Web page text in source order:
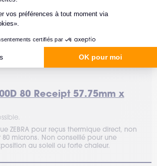
80 Receipt 57.75mm x
ZEBRA pour reçus thermique direct, non
80 microns. Non conseillé pour une
au soleil ou forte chaleur.